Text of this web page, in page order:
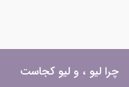
چرا لیو ، و لیو کجاست